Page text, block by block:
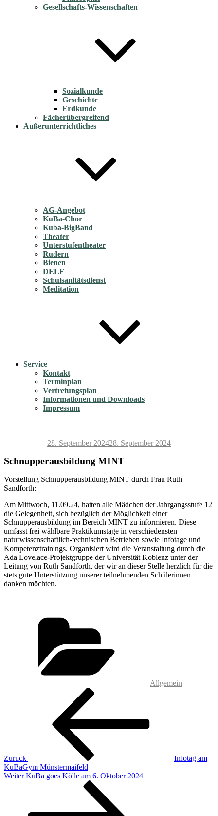
Gesellschafts-Wissenschaften
Sozialkunde
Geschichte
Erdkunde
Fächerübergreifend
Außerunterrichtliches
AG-Angebot
KuBa-Chor
Kuba-BigBand
Theater
Unterstufentheater
Rudern
Bienen
DELF
Schulsanitätsdienst
Meditation
Service
Kontakt
Terminplan
Vertretungsplan
Informationen und Downloads
Impressum
Veröffentlicht
28. September 202428. September 2024
Schnupperausbildung MINT
Vorstellung Schnupperausbildung MINT durch Frau Ruth
Sandforth:
Am Mittwoch, 11.09.24, hatten alle Mädchen der Jahrgangsstufe 12
die Gelegenheit, sich bezüglich der Möglichkeit einer
Schnupperausbildung im Bereich MINT zu informieren. Diese
umfasst frei wählbare Praktikumstage in verschiedensten
naturwissenschaftlich-technischen Betrieben sowie Infotage und
Kompetenztrainings. Organisiert wird die Veranstaltung durch die
Ada Lovelace-Projektgruppe der Universität Koblenz unter der
Leitung von Ruth Sandforth, der wir an dieser Stelle herzlich für die
stets gute Unterstützung unserer teilnehmenden Schülerinnen
danken möchten.
Allgemein
Beitragsnavigation
Zurück
Infotag am
KuBaGym Münstermaifeld
Nächster
Weiter KuBa goes Kölle am 6. Oktober 2024